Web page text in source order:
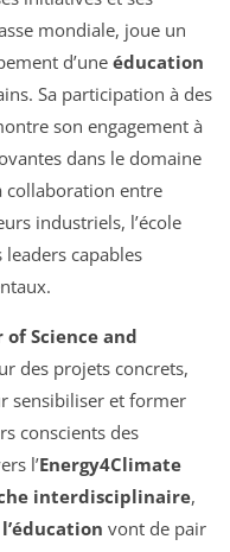
mondiale, joue un
d’une éducation
Sa participation à des
son engagement à
dans le domaine
collaboration entre
industriels, l’école
capables
of Science and
des projets concrets,
sensibiliser et former
conscients des
l’Energy4Climate
interdisciplinaire,
l’éducation vont de pair